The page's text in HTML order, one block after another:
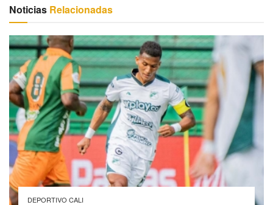
Noticias Relacionadas
DEPORTIVO CALI